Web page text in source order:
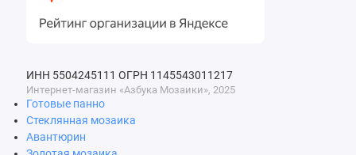
ИНН 5504245111 ОГРН 1145543011217
Интернет-магазин «Азбука Мозаики», 2025
Готовые панно
Стеклянная мозаика
Авантюрин